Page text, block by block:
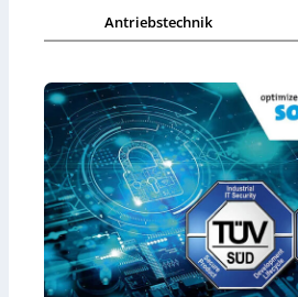
Antriebstechnik